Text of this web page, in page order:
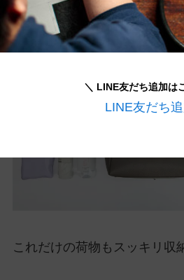
これだけの荷物もスッキリ収
＼ LINE友だち追加は
LINE友だち